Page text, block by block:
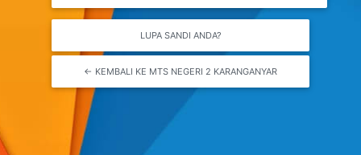
LUPA SANDI ANDA?
← KEMBALI KE MTS NEGERI 2 KARANGANYAR